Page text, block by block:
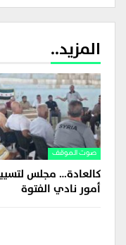
المزيد..
صوت الموقف
كالعادة… مجلس لتسيير
أمور نادي الفتوة